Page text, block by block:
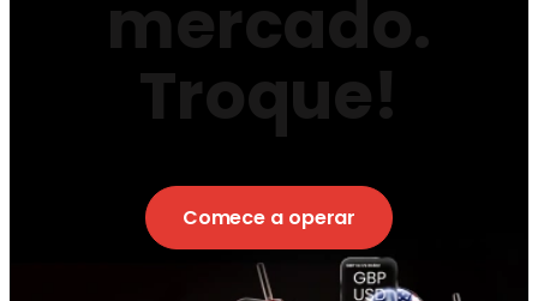
mercado.
Troque!
Comece a operar